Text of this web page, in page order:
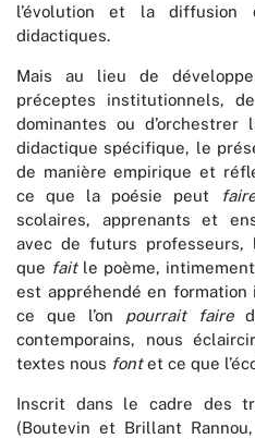
l’évolution et la diffusion
didactiques.
Mais au lieu de
préceptes institutionnels,
dominantes ou d’orchestrer
didactique spécifique, le
de manière empirique et
ce que la poésie peut
faire
scolaires, apprenants et
avec de futurs professeurs,
que faitle poème,
est appréhendé en formation
ce que l’on pourrait faire
contemporains, nous
textes nous fontet ce que
Inscrit dans le cadre des
(Boutevin et Brillant